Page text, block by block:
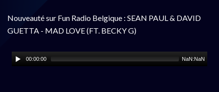
Nouveauté sur Fun Radio Belgique : SEAN PAUL & DAVID
GUETTA - MAD LOVE (FT. BECKY G)
00:00:00 NaN:NaN